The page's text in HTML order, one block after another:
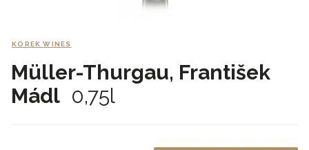
KOREK WINES
Müller-Thurgau, František
Mádl 0,75l